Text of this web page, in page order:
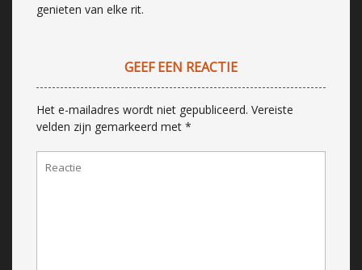
genieten van elke rit.
GEEF EEN REACTIE
Het e-mailadres wordt niet gepubliceerd. Vereiste
velden zijn gemarkeerd met *